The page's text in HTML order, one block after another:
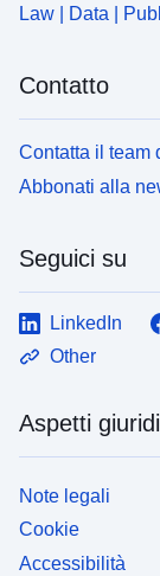
Law | Data |
Contatto
Contatta il team
Abbonati alla
Seguici su
LinkedIn
Other
Aspetti
Note legali
Cookie
Accessibilità